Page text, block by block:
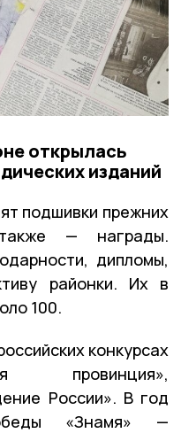
открылась
изданий
подшивки прежних
— награды.
дипломы,
районки. Их в
100.
конкурсах
провинция»,
России». В год
«Знамя» —